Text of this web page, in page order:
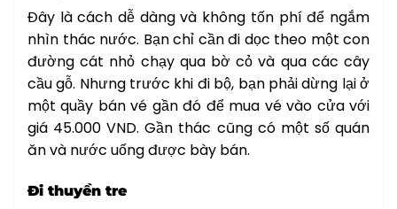
Đây là cách dễ dàng và không tốn phí để ngắm
nhìn thác nước. Bạn chỉ cần đi dọc theo một con
đường cát nhỏ chạy qua bờ cỏ và qua các cây
cầu gỗ. Nhưng trước khi đi bộ, bạn phải dừng lại ở
một quầy bán vé gần đó để mua vé vào cửa với
giá 45.000 VND. Gần thác cũng có một số quán
ăn và nước uống được bày bán.
Đi thuyền tre